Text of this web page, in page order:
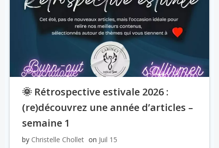
🌞 Rétrospective estivale 2026 :
(re)découvrez une année d’articles –
semaine 1
by Christelle Chollet on Juil 15